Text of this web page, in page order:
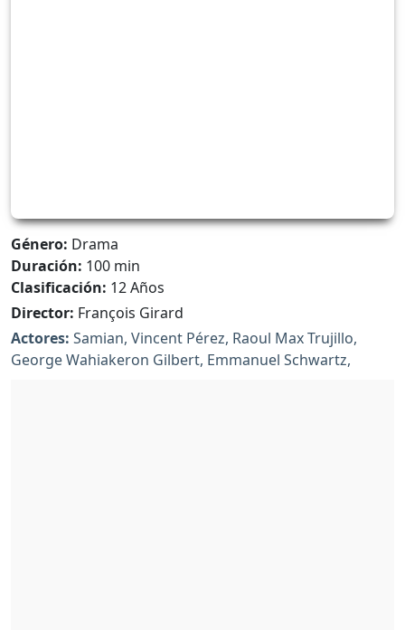
Género: Drama
Duración: 100 min
Clasificación: 12 Años
Director: François Girard
Actores: Samian, Vincent Pérez, Raoul Max Trujillo,
George Wahiakeron Gilbert, Emmanuel Schwartz,